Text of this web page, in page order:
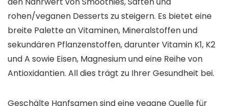
rohen/veganen Desserts zu steigern. Es bietet eine
breite Palette an Vitaminen, Mineralstoffen und
sekundären Pflanzenstoffen, darunter Vitamin K1, K2
und A sowie Eisen, Magnesium und eine Reihe von
Antioxidantien. All dies trägt zu Ihrer Gesundheit bei.
Geschälte Hanfsamen sind eine vegane Quelle für